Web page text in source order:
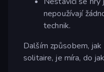
nepoužívají
technik.
Dalším způsobem,
solitaire, je míra, do